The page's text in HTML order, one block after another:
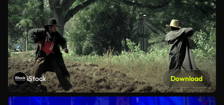
iStock Download